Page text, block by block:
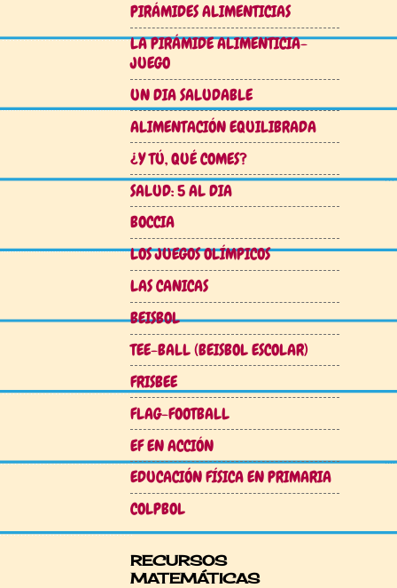
PIRÁMIDES ALIMENTICIAS
LA PIRÁMIDE ALIMENTICIA-
JUEGO
UN DIA SALUDABLE
ALIMENTACIÓN EQUILIBRADA
¿Y TÚ, QUÉ COMES?
SALUD: 5 AL DIA
BOCCIA
LOS JUEGOS OLÍMPICOS
LAS CANICAS
BEISBOL
TEE-BALL (BEISBOL ESCOLAR)
FRISBEE
FLAG-FOOTBALL
EF EN ACCIÓN
EDUCACIÓN FÍSICA EN PRIMARIA
COLPBOL
RECURSOS
MATEMÁTICAS